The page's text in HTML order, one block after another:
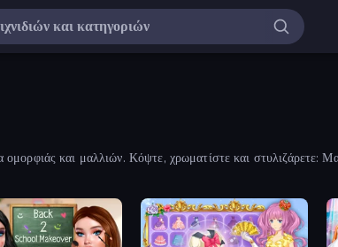
και μαλλιών. Κόψτε, χρωματίστε και στυλιζάρετε: